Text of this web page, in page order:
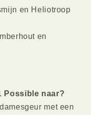
en Heliotroop
en
Possible naar?
met een